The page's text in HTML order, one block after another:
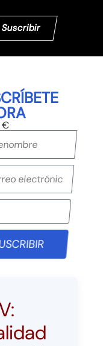
Suscribir
€